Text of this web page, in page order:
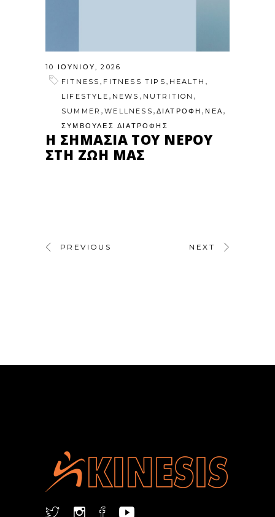
10 ΙΟΥΝΊΟΥ, 2026
FITNESS , FITNESS TIPS , HEALTH ,
LIFESTYLE , NEWS , NUTRITION ,
SUMMER ,WELLNESS , ΔΙΑΤΡΟΦΗ ,ΝΕΑ,
ΣΥΜΒΟΥΛΕΣ ΔΙΑΤΡΟΦΗΣ
Η ΣΗΜΑΣΊΑ ΤΟΥ ΝΕΡΟΎ
ΣΤΗ ΖΩΉ ΜΑΣ
PREVIOUS NEXT